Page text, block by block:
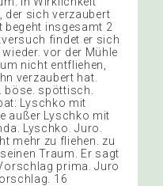
der sich verzaubert
begeht insgesamt 2
findet er sich
vor der Mühle
nicht entfliehen,
verzaubert hat.
böse. spöttisch.
Lyschko mit
außer Lyschko mit
Lyschko. Juro.
mehr zu fliehen. zu
Traum. Er sagt
prima. Juro
16